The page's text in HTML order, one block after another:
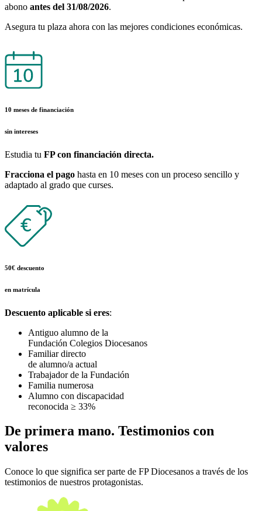
abono antes del 31/08/2026.
Asegura tu plaza ahora con las mejores condiciones económicas.
10 meses de financiación
sin intereses
Estudia tu FP con financiación directa.
Fracciona el pago hasta en 10 meses con un proceso sencillo y
adaptado al grado que curses.
50€ descuento
en matrícula
Descuento aplicable si eres:
Antiguo alumno de la
Fundación Colegios Diocesanos
Familiar directo
de alumno/a actual
Trabajador de la Fundación
Familia numerosa
Alumno con discapacidad
reconocida ≥ 33%
De primera mano. Testimonios con
valores
Conoce lo que significa ser parte de FP Diocesanos a través de los
testimonios de nuestros protagonistas.